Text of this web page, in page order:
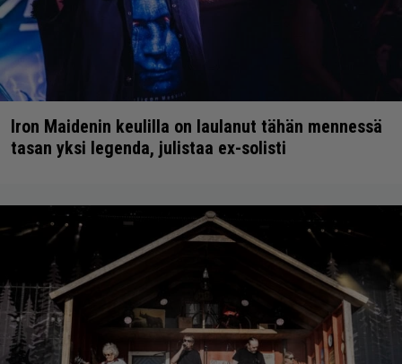
Iron Maidenin keulilla on laulanut tähän mennessä
tasan yksi legenda, julistaa ex-solisti